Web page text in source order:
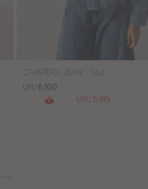
CAMPERA JEAN - Azul
UYU 6.100
UYU 5.185